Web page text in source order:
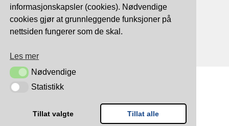
informasjonskapsler (cookies). Nødvendige
cookies gjør at grunnleggende funksjoner på
nettsiden fungerer som de skal.
Les mer
NødvendigeNødvendige
StatistikkStatistikk
Tillat valgte Tillat alle
Tlf: 959 32 123
09.00 - 16.00
TRYGG BETALING MED: